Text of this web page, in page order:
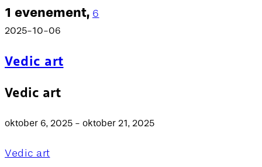
1 evenement, 6
2025-10-06
Vedic art
Vedic art
oktober 6, 2025 - oktober 21, 2025
Vedic art